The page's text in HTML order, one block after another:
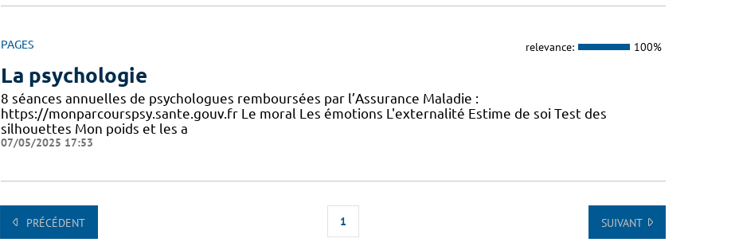
PAGES relevance: 100%
La psychologie
8 séances annuelles de psychologues remboursées par l’Assurance Maladie :
https://monparcourspsy.sante.gouv.fr Le moral Les émotions L'externalité Estime de soi Test des
silhouettes Mon poids et les a
07/05/2025 17:53
PRÉCÉDENT 1 SUIVANT